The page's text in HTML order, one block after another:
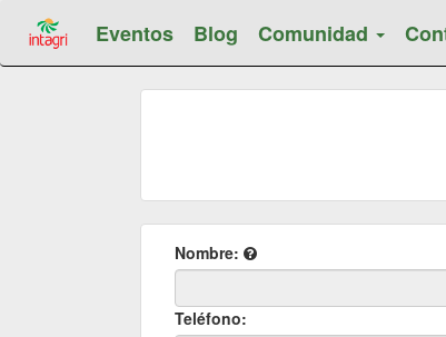
Eventos Blog Comunidad
Nombre:
Teléfono: